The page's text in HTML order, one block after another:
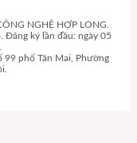
NGHỆ HỢP LONG.
ký lần đầu: ngày 05
99 phố Tân Mai, Phường